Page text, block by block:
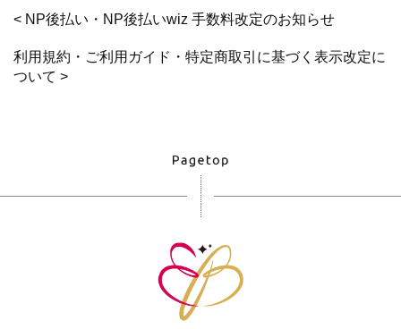
< NP後払い・NP後払いwiz 手数料改定のお知らせ
利用規約・ご利用ガイド・特定商取引に基づく表示改定に
ついて >